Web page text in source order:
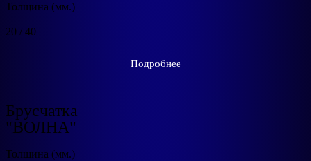
Толщина (мм.)
20 / 40
Подробнее
Брусчатка
"ВОЛНА"
Толщина (мм.)